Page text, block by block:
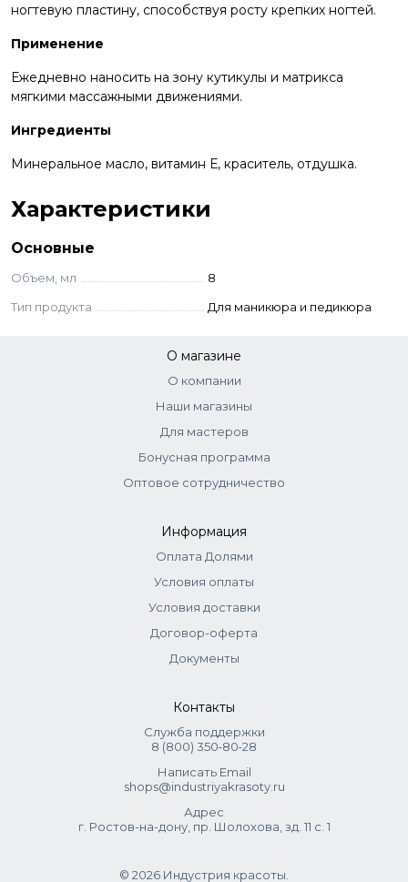
ногтевую пластину, способствуя росту крепких ногтей.
Применение
Ежедневно наносить на зону кутикулы и матрикса
мягкими массажными движениями.
Ингредиенты
Минеральное масло, витамин Е, краситель, отдушка.
Характеристики
Основные
Объем, мл
8
Тип продукта
Для маникюра и педикюра
О магазине
О компании
Наши магазины
Для мастеров
Бонусная программа
Оптовое сотрудничество
Информация
Оплата Долями
Условия оплаты
Условия доставки
Договор-оферта
Документы
Контакты
Служба поддержки
8 (800) 350‑80‑28
Написать Email
shops@industriyakrasoty.ru
Адрес
г. Ростов-на-дону, пр. Шолохова, зд. 11 с. 1
© 2026 Индустрия красоты.